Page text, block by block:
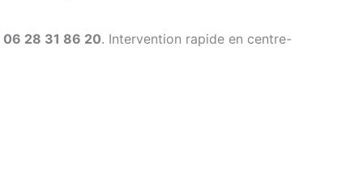
06 28 31 86 20. Intervention rapide en centre-